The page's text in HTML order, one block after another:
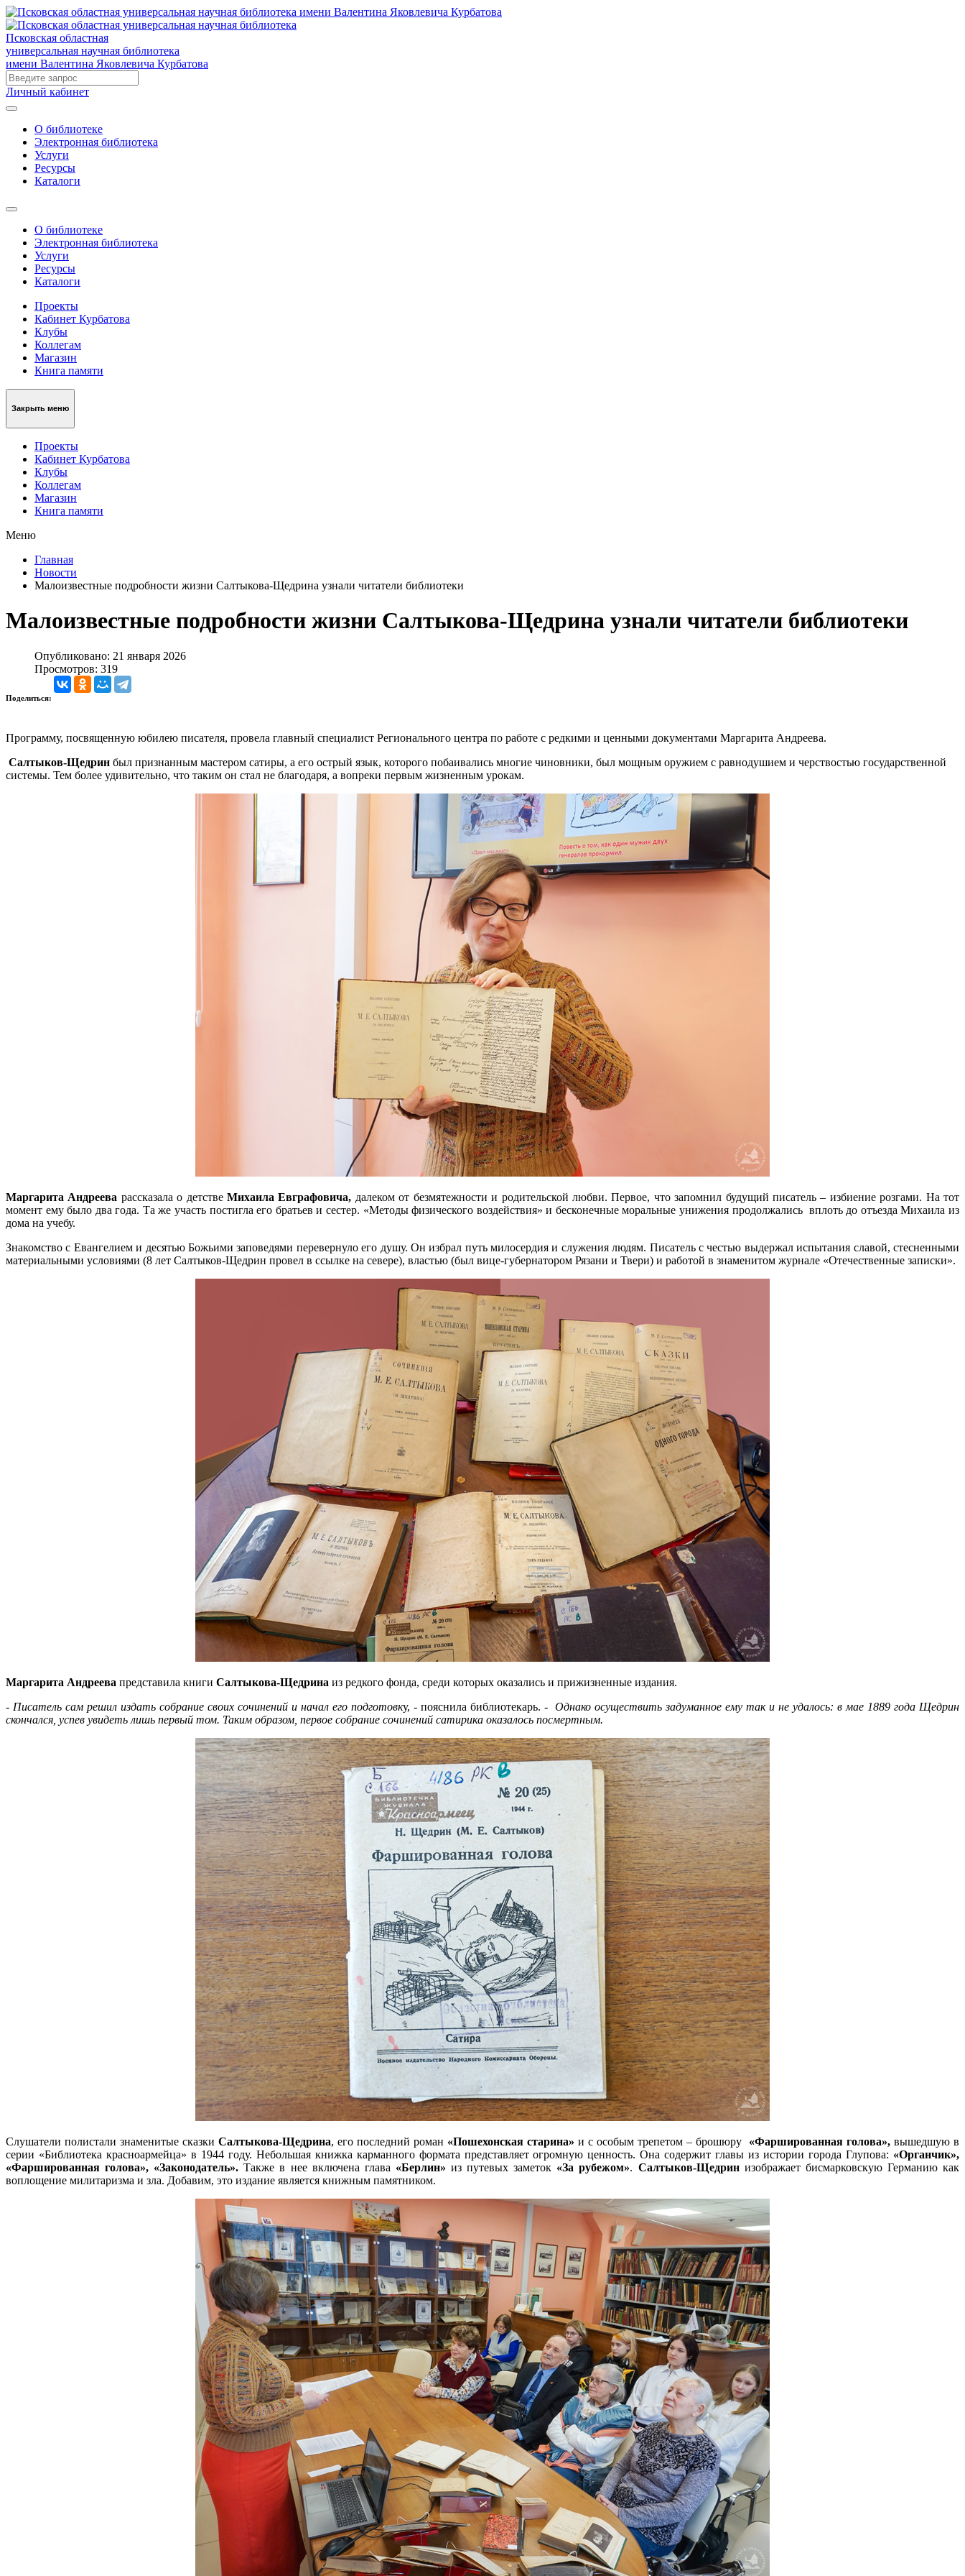
Псковская областная
универсальная научная библиотека
имени Валентина Яковлевича Курбатова
Личный кабинет
О библиотеке
Электронная библиотека
Услуги
Ресурсы
Каталоги
О библиотеке
Электронная библиотека
Услуги
Ресурсы
Каталоги
Проекты
Кабинет Курбатова
Клубы
Коллегам
Магазин
Книга памяти
Закрыть меню
Проекты
Кабинет Курбатова
Клубы
Коллегам
Магазин
Книга памяти
Меню
Главная
Новости
Малоизвестные подробности жизни Салтыкова-Щедрина узнали читатели библиотеки
Малоизвестные подробности жизни Салтыкова-Щедрина узнали читатели библиотеки
Опубликовано: 21 января 2026
Просмотров: 319
Поделиться:
Программу, посвященную юбилею писателя, провела главный специалист Регионального центра по работе с редкими и ценными документами Маргарита Андреева.
Салтыков-Щедрин был признанным мастером сатиры, а его острый язык, которого побаивались многие чиновники, был мощным оружием с равнодушием и черствостью государственной
системы. Тем более удивительно, что таким он стал не благодаря, а вопреки первым жизненным урокам.
Маргарита Андреева рассказала о детствеМихаила Евграфовича, далеком от безмятежности и родительской любви. Первое, что запомнил будущий писатель – избиение розгами. На тот
момент ему было два года. Та же участь постигла его братьев и сестер. «Методы физического воздействия» и бесконечные моральные унижения продолжались вплоть до отъезда Михаила из
дома на учебу.
Знакомство с Евангелием и десятью Божьими заповедями перевернуло его душу. Он избрал путь милосердия и служения людям. Писатель с честью выдержал испытания славой, стесненными
материальными условиями (8 лет Салтыков-Щедрин провел в ссылке на севере), властью (был вице-губернатором Рязани и Твери) и работой в знаменитом журнале «Отечественные записки».
Маргарита Андреева представила книги Салтыкова-Щедрина из редкого фонда, среди которых оказались и прижизненные издания.
- Писатель сам решил издать собрание своих сочинений и начал его подготовку, - пояснила библиотекарь. - Однако осуществить задуманное ему так и не удалось: в мае 1889 года Щедрин
скончался, успев увидеть лишь первый том. Таким образом, первое собрание сочинений сатирика оказалось посмертным.
Слушатели полистали знаменитые сказки Салтыкова-Щедрина, его последний роман «Пошехонская старина» и с особым трепетом – брошюру «Фаршированная голова», вышедшую в
серии «Библиотека красноармейца» в 1944 году. Небольшая книжка карманного формата представляет огромную ценность. Она содержит главы из истории города Глупова: «Органчик»,
«Фаршированная голова», «Законодатель». Также в нее включена глава «Берлин» из путевых заметок «За рубежом». Салтыков-Щедринизображает бисмарковскую Германию как
воплощение милитаризма и зла. Добавим, это издание является книжным памятником.